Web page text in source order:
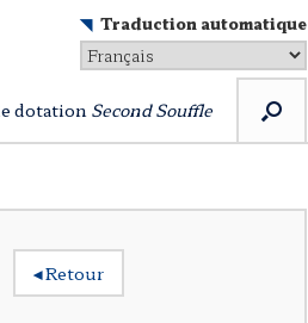
Traduction automatique
dotationSecond Souffle
◂Retour